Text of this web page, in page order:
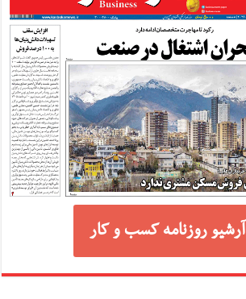
آرشیو روزنامه کسب و کار